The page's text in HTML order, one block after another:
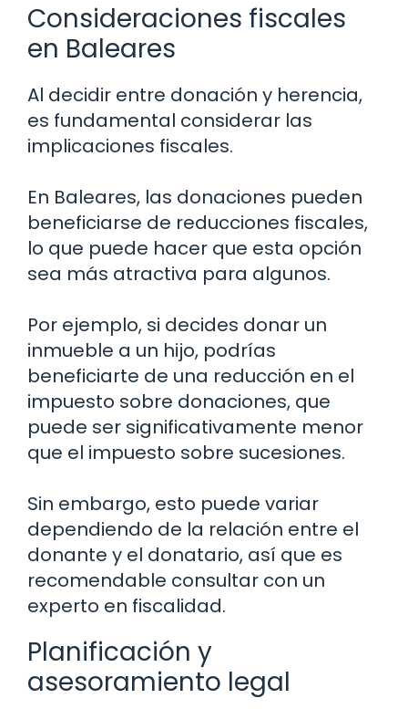
Consideraciones fiscales
en Baleares
Al decidir entre donación y herencia,
es fundamental considerar las
implicaciones fiscales.
En Baleares, las donaciones pueden
beneficiarse de reducciones fiscales,
lo que puede hacer que esta opción
sea más atractiva para algunos.
Por ejemplo, si decides donar un
inmueble a un hijo, podrías
beneficiarte de una reducción en el
impuesto sobre donaciones, que
puede ser significativamente menor
que el impuesto sobre sucesiones.
Sin embargo, esto puede variar
dependiendo de la relación entre el
donante y el donatario, así que es
recomendable consultar con un
experto en fiscalidad.
Planificación y
asesoramiento legal